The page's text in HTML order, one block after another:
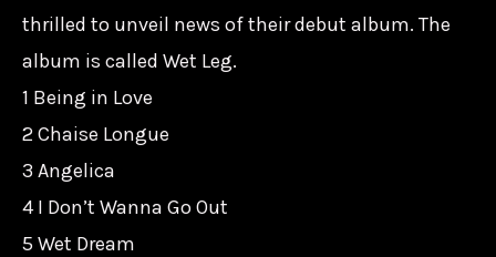
thrilled to unveil news of their debut album. The
album is called Wet Leg.
1 Being in Love
2 Chaise Longue
3 Angelica
4 I Don’t Wanna Go Out
5 Wet Dream